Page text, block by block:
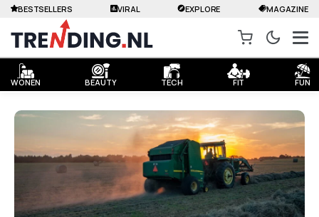
WONEN BEAUTY TECH FIT FUN
BESTSELLERS VIRAL EXPLORE MAGAZINE